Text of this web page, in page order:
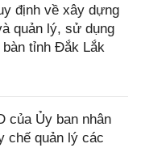
định về xây dựng
quản lý, sử dụng
tỉnh Đắk Lắk
của Ủy ban nhân
chế quản lý các